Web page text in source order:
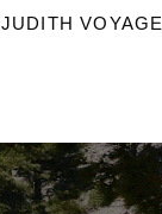
JUDITH VOYAGE